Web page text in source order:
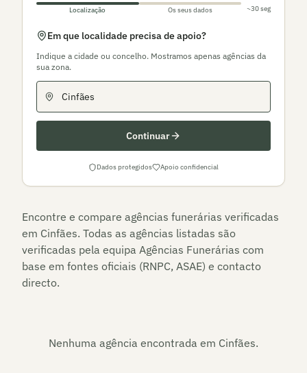
Localização Os seus dados ~30 seg
Em que localidade precisa de apoio?
Indique a cidade ou concelho. Mostramos apenas agências da
sua zona.
Continuar
Dados protegidos Apoio confidencial
Encontre e compare agências funerárias verificadas
em Cinfães. Todas as agências listadas são
verificadas pela equipa Agências Funerárias com
base em fontes oficiais (RNPC, ASAE) e contacto
directo.
Nenhuma agência encontrada em Cinfães.